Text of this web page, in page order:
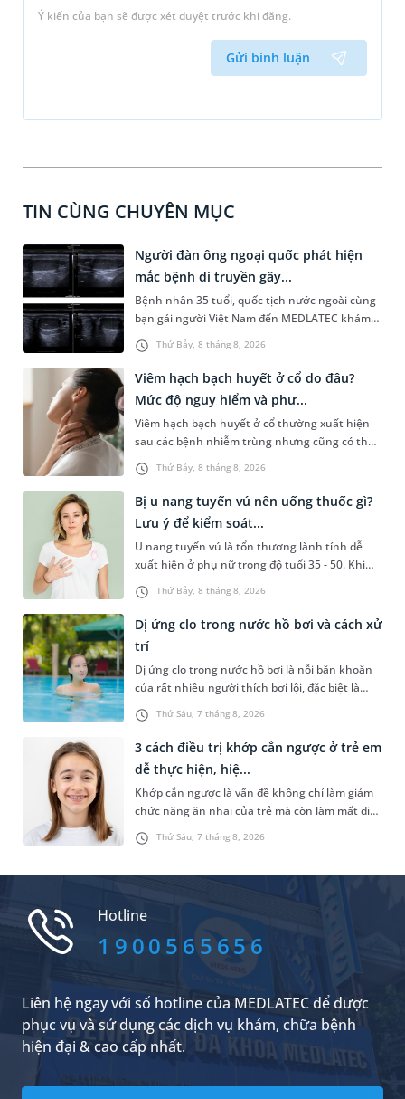
Ý kiến của bạn sẽ được xét duyệt trước khi đăng.
Gửi bình luận
TIN CÙNG CHUYÊN MỤC
Thứ Bảy, 8 tháng 8, 2026
Người đàn ông ngoại quốc phát hiện
mắc bệnh di truyền gây...
Bệnh nhân 35 tuổi, quốc tịch nước ngoài cùng
bạn gái người Việt Nam đến MEDLATEC khám
sức khỏe tiền hôn nhân. Qua thăm khám và
làm các xét nghiệm chuyên sâu, bác sĩ phát
hiện người bệnh mắc một rối loạn di truyền
khiến tinh hoàn kém phát triển, suy giảm chức
năng sinh sản và là nguyên nhân hàng đầu gây
vô sinh ở nam giới.
Thứ Bảy, 8 tháng 8, 2026
Viêm hạch bạch huyết ở cổ do đâu?
Mức độ nguy hiểm và phư...
Viêm hạch bạch huyết ở cổ thường xuất hiện
sau các bệnh nhiễm trùng nhưng cũng có thể
liên quan đến lao hạch hoặc ung thư. Để tìm
hiểu nguyên nhân gây viêm, mức độ nguy hiểm
và cách thức chẩn đoán bệnh lý này, bạn có thể
theo dõi những thông tin dưới đây.
Thứ Bảy, 8 tháng 8, 2026
Bị u nang tuyến vú nên uống thuốc gì?
Lưu ý để kiểm soát...
U nang tuyến vú là tổn thương lành tính dễ
xuất hiện ở phụ nữ trong độ tuổi 35 - 50. Khi
được chẩn đoán mắc bệnh, nhiều người
thường băn khoăn u nang tuyến vú nên uống
thuốc gì để hạn chế phải phẫu thuật. Bài viết
sau sẽ giúp bạn hiểu đúng về việc dùng thuốc
trong điều trị bệnh lý này và biết cách kiểm
soát bệnh hiệu quả.
Thứ Sáu, 7 tháng 8, 2026
Dị ứng clo trong nước hồ bơi và cách xử
trí
Dị ứng clo trong nước hồ bơi là nỗi băn khoăn
của rất nhiều người thích bơi lội, đặc biệt là
những trường hợp thường xuyên bơi ở những
hồ bơi nhân tạo. Bài viết dưới đây sẽ giúp bạn
hiểu rõ hơn về biểu hiện dị ứng với clo có trong
nước hồ bơi và một số cách xử trí hiệu quả để
bảo vệ làn da của bạn.
Thứ Sáu, 7 tháng 8, 2026
3 cách điều trị khớp cắn ngược ở trẻ em
dễ thực hiện, hiệ...
Khớp cắn ngược là vấn đề không chỉ làm giảm
chức năng ăn nhai của trẻ mà còn làm mất đi
sự cân đối của khuôn mặt. Do đó, cần khắc
phục sớm tình trạng này để bảo vệ sức khỏe
đây là 3 cách điều trị khớp cắn ngược ở trẻ em
huynh có thể tham khảo.
Hotline
1900565656
Liên hệ ngay với số hotline của MEDLATEC để được
phục vụ và sử dụng các dịch vụ khám, chữa bệnh
hiện đại & cao cấp nhất.